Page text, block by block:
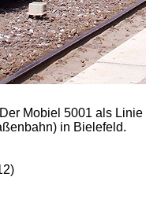
Der Mobiel 5001 als
in Bielefeld.